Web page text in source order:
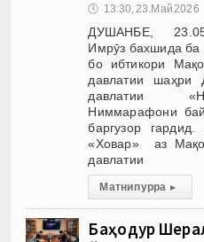
🕔 13:30, 23.Май 2026
ДУШАНБЕ,
Имрӯз бахшида ба
бо ибтикори
давлатии шаҳри
давлатии
Ниммарафони
баргузор
«Ховар» аз
давлатии
Матни пурра ▸
Баҳодур